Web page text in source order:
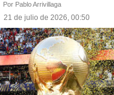
Por Pablo Arrivillaga
21 de julio de 2026, 00:50